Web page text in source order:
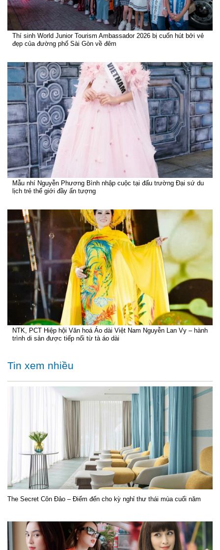
Thí sinh World Junior Tourism Ambassador 2026 bị cuốn hút bởi vẻ
đẹp của đường phố Sài Gòn về đêm
Mẫu nhí Nguyễn Phương Bình nhập cuộc tại đấu trường Đại sứ du
lịch trẻ thế giới đầy ấn tượng
NTK, PCT Hiệp hội Văn hoá Áo dài Việt Nam Nguyễn Lan Vy – hành
trình di sản được tiếp nối từ tà áo dài
Tin xem nhiều
The Secret Côn Đảo – Điểm đến cho kỳ nghỉ thư thái mùa cuối năm